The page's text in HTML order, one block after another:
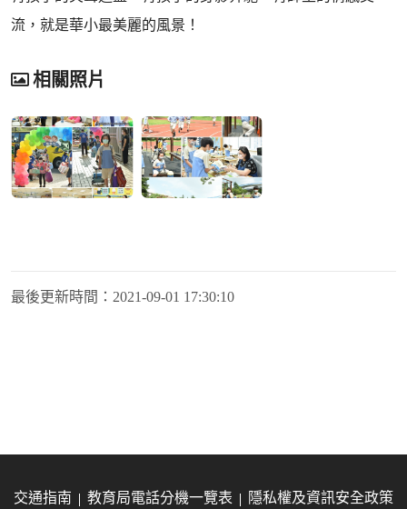
流，就是華小最美麗的風景！
相關照片
最後更新時間： 2021-09-01 17:30:10
交通指南 教育局電話分機一覽表 隱私權及資訊安全政策